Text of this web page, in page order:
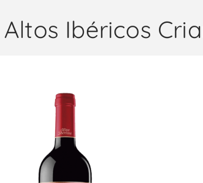
Altos Ibéricos